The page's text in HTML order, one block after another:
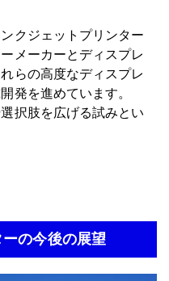
クジェットプリンター
メーカーとディスプレ
らの高度なディスプレ
発を進めています。
択肢を広げる試みとい
の今後の展望